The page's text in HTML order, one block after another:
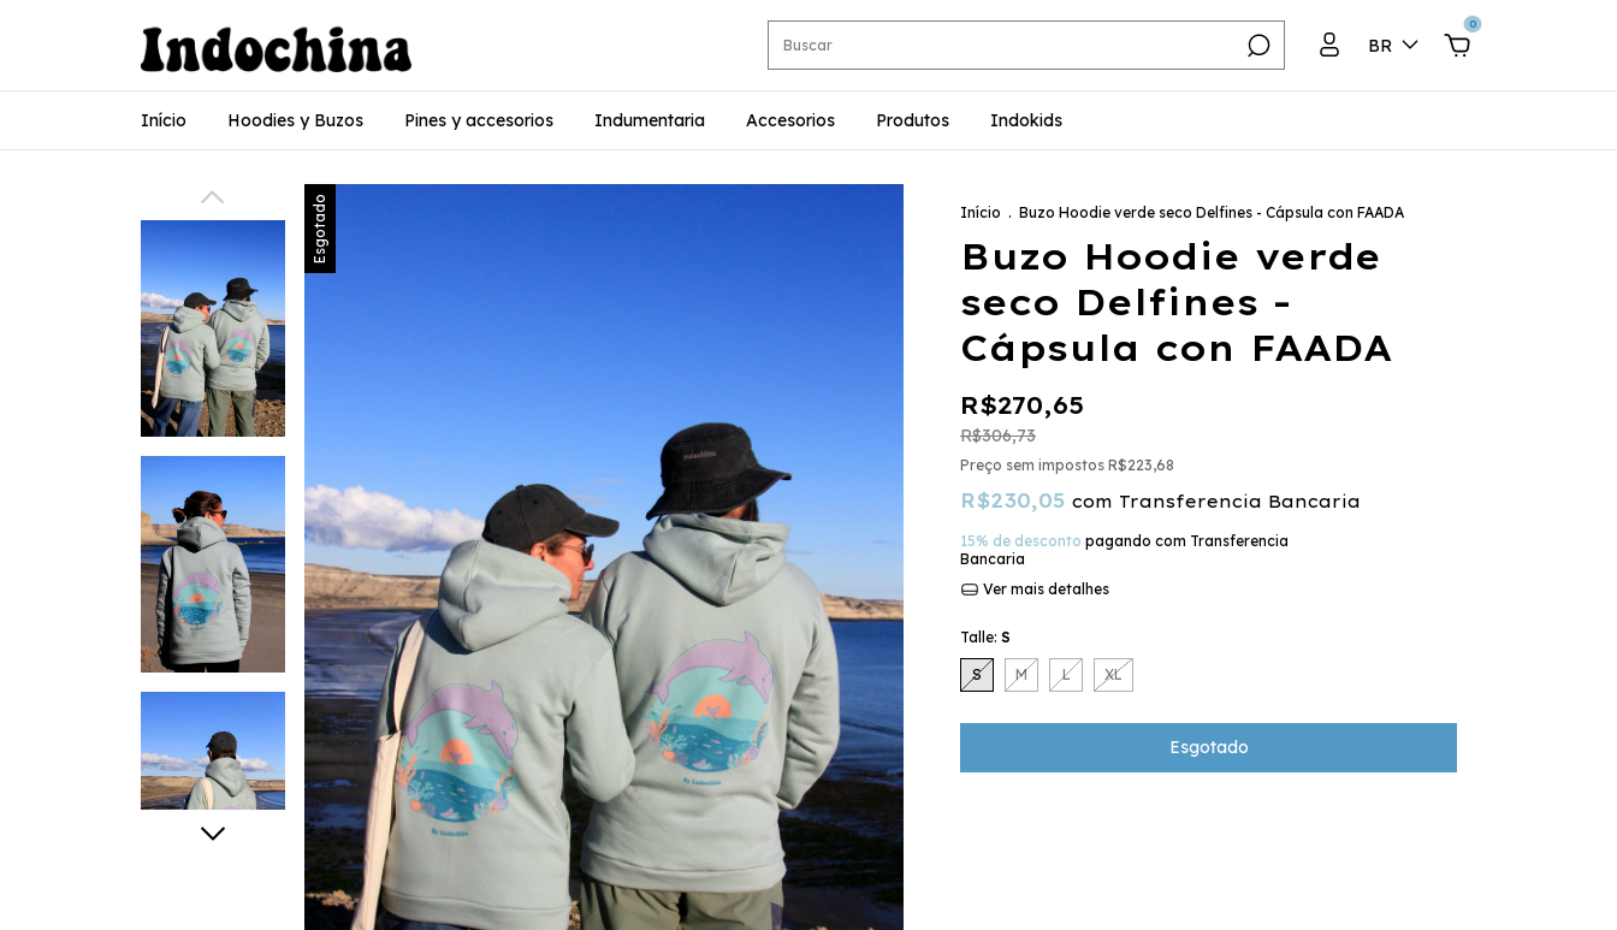
BR
0
Início Hoodies y Buzos Pines y accesorios Indumentaria Accesorios Produtos Indokids
Esgotado Início . Buzo Hoodie verde seco Delfines - Cápsula con FAADA
Buzo Hoodie verde
seco Delfines -
Cápsula con FAADA
R$270,65
R$306,73
Preço sem impostos R$223,68
R$230,05 com Transferencia Bancaria
15% de desconto pagando com Transferencia
Bancaria
Ver mais detalhes
Talle: S
S M L XL